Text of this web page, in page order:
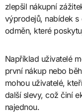
zlepšil nákupní
výprodejů, nabídek
odměn, které
Například uživatelé
první nákup nebo
mohou uživatelé,
další slevy, což činí
najednou.